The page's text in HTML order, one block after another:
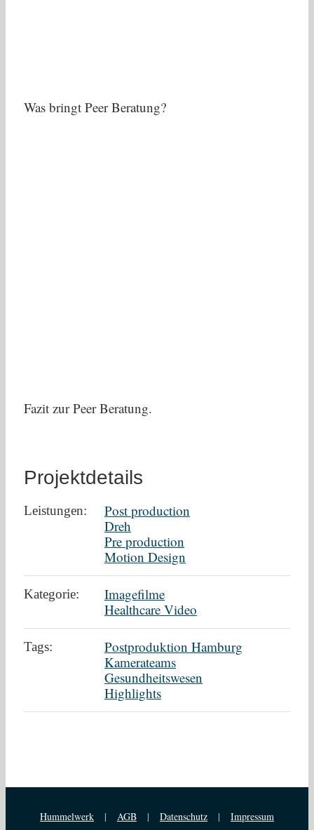
Was bringt Peer Beratung?
Fazit zur Peer Beratung.
Projektdetails
Leistungen:
Post production
Dreh
Pre production
Motion Design
Kategorie:
Imagefilme
Healthcare Video
Tags:
Postproduktion Hamburg
Kamerateams
Gesundheitswesen
Highlights
Hummelwerk | AGB | Datenschutz | Impressum